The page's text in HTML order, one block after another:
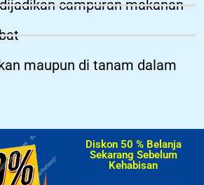
campuran makanan
maupun di tanam dalam
Diskon 50 % Belanja
Sekarang Sebelum
Kehabisan​